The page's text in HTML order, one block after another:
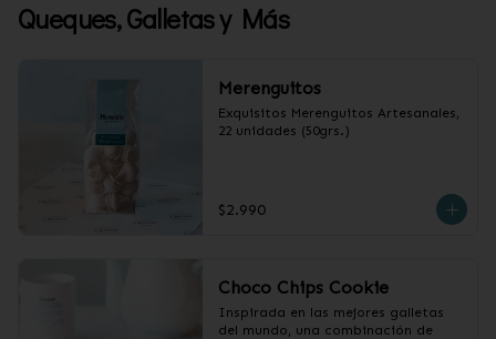
Queques, Galletas y Más
Merenguitos
Exquisitos Merenguitos Artesanales,
22 unidades (50grs.)
$2.990
Choco Chips Cookie
Inspirada en las mejores galletas
del mundo, una combinación de